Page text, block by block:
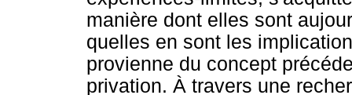
manière dont elles sont
quelles en sont les
provienne du concept
privation. À travers une